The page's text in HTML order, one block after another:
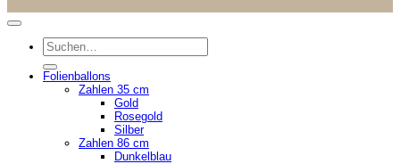
Suchen
nach:
Folienballons
Zahlen 35 cm
Gold
Rosegold
Silber
Zahlen 86 cm
Dunkelblau